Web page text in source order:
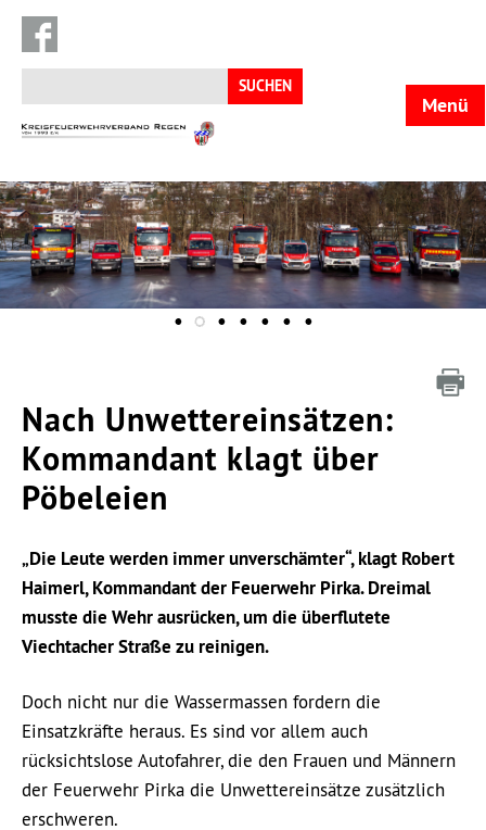
Suchen
nach:
KFV
Menü
Nach Unwettereinsätzen:
Kommandant klagt über
Pöbeleien
„Die Leute werden immer unverschämter“, klagt Robert
Haimerl, Kommandant der Feuerwehr Pirka. Dreimal
musste die Wehr ausrücken, um die überflutete
Viechtacher Straße zu reinigen.
Doch nicht nur die Wassermassen fordern die
Einsatzkräfte heraus. Es sind vor allem auch
rücksichtslose Autofahrer, die den Frauen und Männern
der Feuerwehr Pirka die Unwettereinsätze zusätzlich
erschweren.